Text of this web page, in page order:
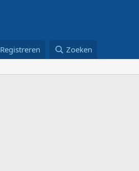
Registreren Zoeken